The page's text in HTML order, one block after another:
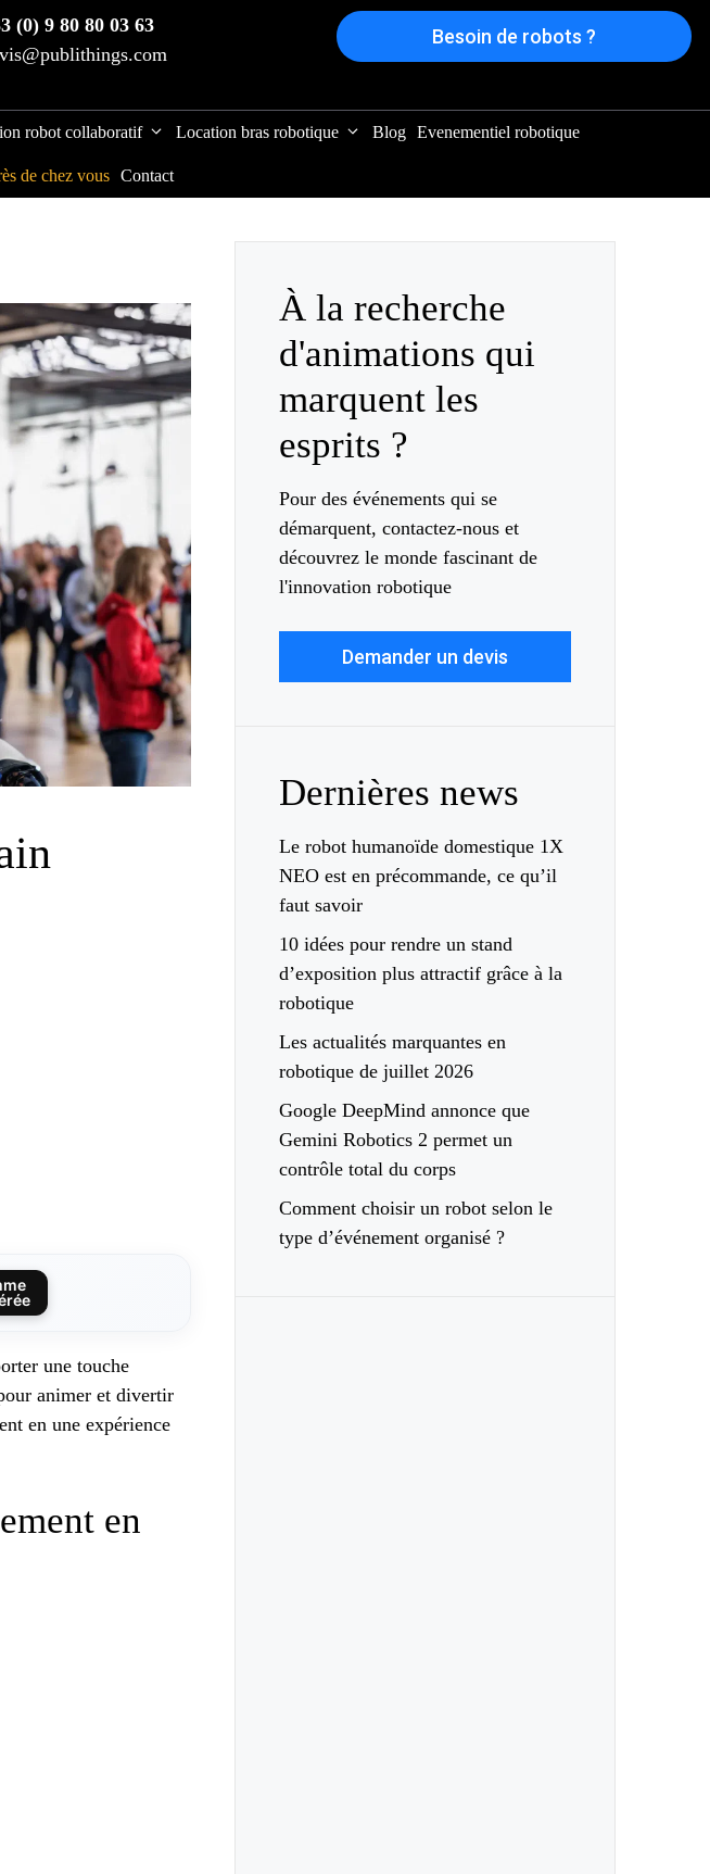
(0) 9 80 80 03 63
Besoin de robots ?
robot collaboratif Location bras robotique Blog Evenementiel robotique
de chez vous Contact
une touche
animer et divertir
en une expérience
en
À la recherche
d'animations qui
marquent les
esprits ?
Pour des événements qui se
démarquent, contactez-nous et
découvrez le monde fascinant de
l'innovation robotique
Demander un devis
Dernières news
Le robot humanoïde domestique 1X
NEO est en précommande, ce qu’il
faut savoir
10 idées pour rendre un stand
d’exposition plus attractif grâce à la
robotique
Les actualités marquantes en
robotique de juillet 2026
Google DeepMind annonce que
Gemini Robotics 2 permet un
contrôle total du corps
Comment choisir un robot selon le
type d’événement organisé ?